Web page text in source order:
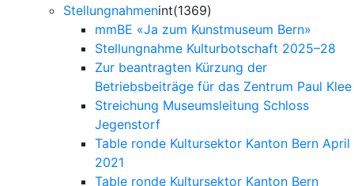
Stellungnahmenint(1369)
mmBE «Ja zum Kunstmuseum Bern»
Stellungnahme Kulturbotschaft 2025–28
Zur beantragten Kürzung der
Betriebsbeiträge für das Zentrum Paul Klee
Streichung Museumsleitung Schloss
Jegenstorf
Table ronde Kultursektor Kanton Bern April
2021
Table ronde Kultursektor Kanton Bern